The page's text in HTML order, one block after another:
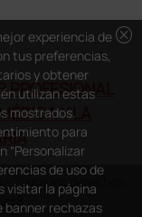
Y LA
Todos los derechos
cancel
experiencia de
tus preferencias,
y obtener
utilizan estas
mostrados.
para
“Personalizar
de uso de
visitar la página
banner rechazas